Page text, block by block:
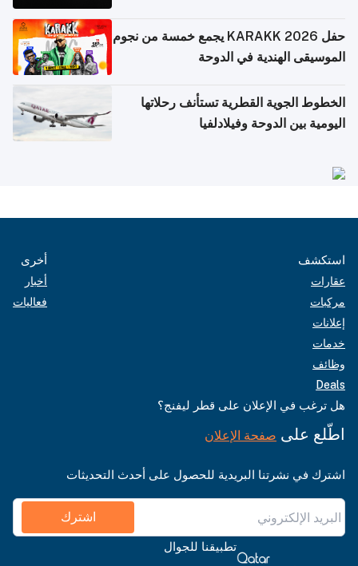
حفل KARAKK 2026 يجمع خمسة من نجوم
الموسيقى الهندية في الدوحة
الخطوط الجوية القطرية تستأنف رحلاتها
اليومية بين الدوحة وفيلادلفيا
استكشف
عقارات
مركبات
إعلانات
خدمات
وظائف
Deals
أخرى
أخبار
فعاليات
هل ترغب في الإعلان على قطر ليفنج؟
اطّلع على صفحة الإعلان
اشترك في نشرتنا البريدية للحصول على أحدث التحديثات
اشترك
تطبيقنا للجوال